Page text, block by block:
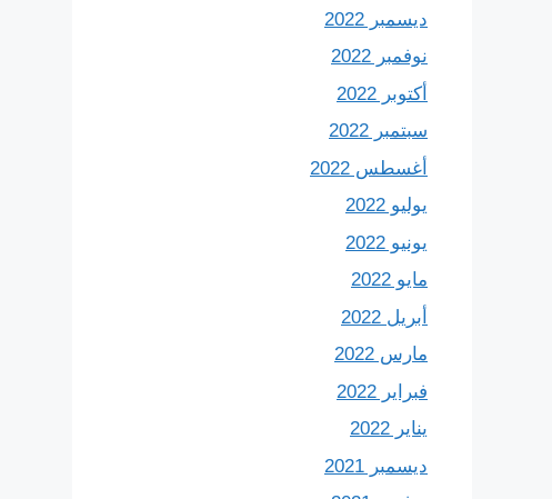
ديسمبر 2022
نوفمبر 2022
أكتوبر 2022
سبتمبر 2022
أغسطس 2022
يوليو 2022
يونيو 2022
مايو 2022
أبريل 2022
مارس 2022
فبراير 2022
يناير 2022
ديسمبر 2021